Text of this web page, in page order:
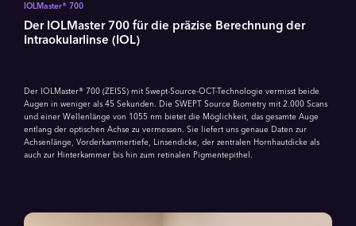
IOLMaster® 700
Der IOLMaster 700 für die präzise Berechnung der
Intraokularlinse (IOL)
Der IOLMaster® 700 (ZEISS) mit Swept-Source-OCT-Technologie vermisst beide
Augen in weniger als 45 Sekunden. Die SWEPT Source Biometry mit 2.000 Scans
und einer Wellenlänge von 1055 nm bietet die Möglichkeit, das gesamte Auge
entlang der optischen Achse zu vermessen. Sie liefert uns genaue Daten zur
Achsenlänge, Vorderkammertiefe, Linsendicke, der zentralen Hornhautdicke als
auch zur Hinterkammer bis hin zum retinalen Pigmentepithel.